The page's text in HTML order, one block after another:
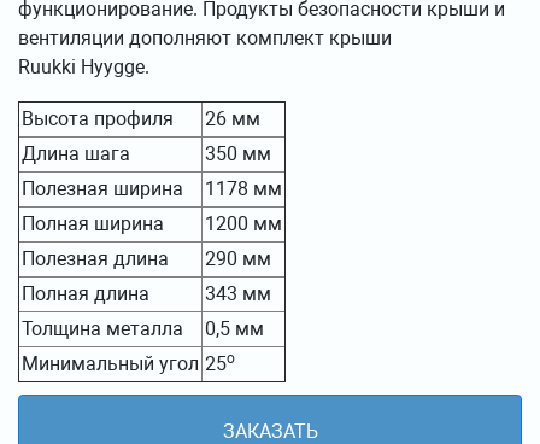
функционирование. Продукты безопасности крыши и
вентиляции дополняют комплект крыши
Ruukki Hyygge.
Высота профиля
26 мм
Длина шага
350 мм
Полезная ширина
1178 мм
Полная ширина
1200 мм
Полезная длина
290 мм
Полная длина
343 мм
Толщина металла
0,5 мм
Минимальный угол 25о
ЗАКАЗАТЬ